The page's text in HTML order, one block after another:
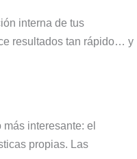
interna de tus
resultados tan rápido… y
interesante: el
propias. Las